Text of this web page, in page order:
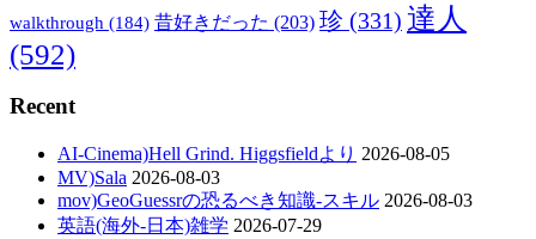
walkthrough (184) 昔好きだった (203) 珍 (331) 達人
(592)
Recent
AI-Cinema)Hell Grind. Higgsfieldより 2026-08-05
MV)Sala 2026-08-03
mov)GeoGuessrの恐るべき知識-スキル 2026-08-03
英語(海外-日本)雑学 2026-07-29